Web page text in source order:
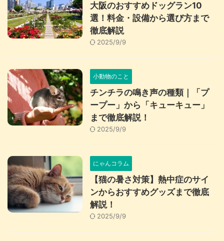
大阪のおすすめドッグラン10
選！料金・設備から選び方まで
徹底解説
2025/9/9
小動物のこと
チンチラの鳴き声の種類｜「プ
ープー」から「キューキュー」
まで徹底解説！
2025/9/9
にゃんコラム
【猫の暑さ対策】熱中症のサイ
ンからおすすめグッズまで徹底
解説！
2025/9/9